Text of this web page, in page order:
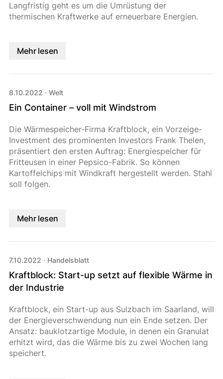
Langfristig geht es um die Umrüstung der
thermischen Kraftwerke auf erneuerbare Energien.
Mehr lesen
8.10.2022 · Welt
Ein Container – voll mit Windstrom
Die Wärmespeicher-Firma Kraftblock, ein Vorzeige-
Investment des prominenten Investors Frank Thelen,
präsentiert den ersten Auftrag: Energiespeicher für
Fritteusen in einer Pepsico-Fabrik. So können
Kartoffelchips mit Windkraft hergestellt werden. Stahl
soll folgen.
Mehr lesen
7.10.2022 · Handelsblatt
Kraftblock: Start-up setzt auf flexible Wärme in
der Industrie
Kraftblock, ein Start-up aus Sulzbach im Saarland, will
der Energieverschwendung nun ein Ende setzen. Der
Ansatz: bauklotzartige Module, in denen ein Granulat
erhitzt wird, das die Wärme bis zu zwei Wochen lang
speichert.